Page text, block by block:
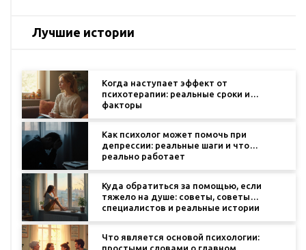
Лучшие истории
Когда наступает эффект от
психотерапии: реальные сроки и
факторы
Как психолог может помочь при
депрессии: реальные шаги и что
реально работает
Куда обратиться за помощью, если
тяжело на душе: советы, советы
специалистов и реальные истории
Что является основой психологии:
простыми словами о главном